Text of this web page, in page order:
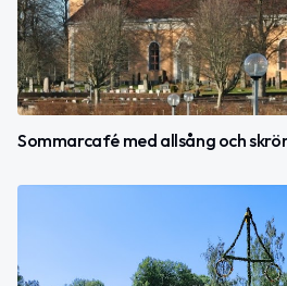
Sommarcafé med allsång och